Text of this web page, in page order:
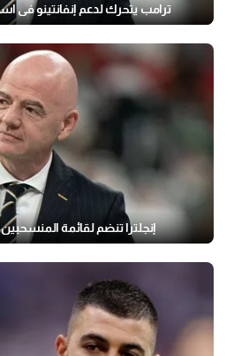
ترامب يتحرك لدعم إنفانتينو في
إنجلترا تنضم لقائمة